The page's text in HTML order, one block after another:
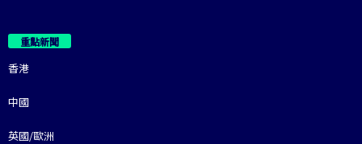
重點新聞
香港
中國
英國/歐洲